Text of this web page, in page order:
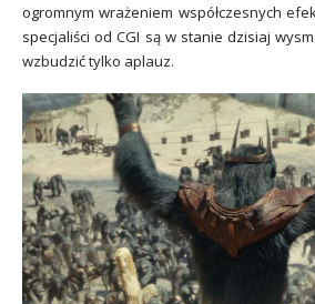
ogromnym wrażeniem współczesnych
specjaliści od CGI są w stanie dzisiaj
wzbudzić tylko aplauz.